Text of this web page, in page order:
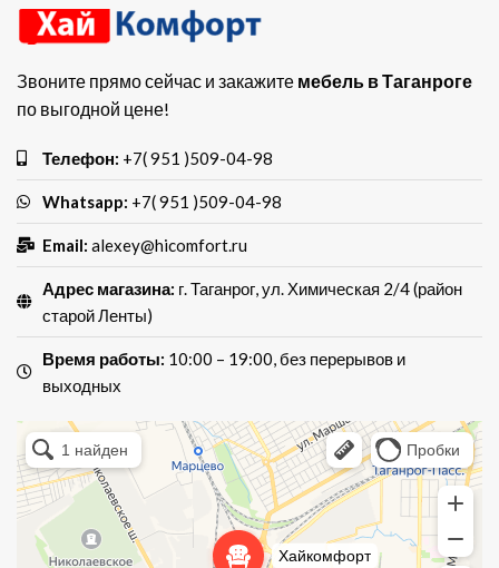
Звоните прямо сейчас и закажите мебель в Таганроге
по выгодной цене!
Телефон: +7( 951 )509-04-98
Whatsapp: +7( 951 )509-04-98
Email: alexey@hicomfort.ru
Адрес магазина: г. Таганрог, ул. Химическая 2/4 (район
старой Ленты)
Время работы: 10:00 – 19:00, без перерывов и
выходных
Хай Комфорт
Магазин мебели в Таганроге
Мебель для кухни в Таганроге